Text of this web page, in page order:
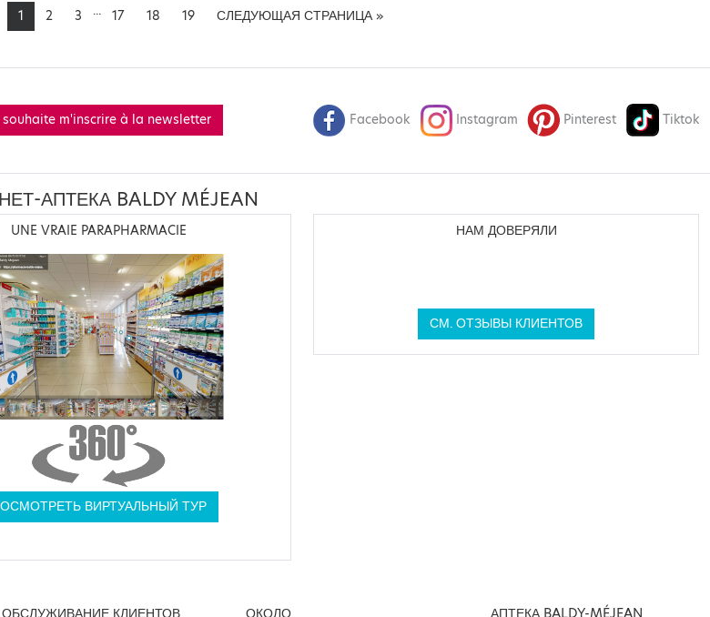
1 2 3 ... 17 18 19 СЛЕДУЮЩАЯ СТРАНИЦА »
souhaite m'inscrire à la newsletter Facebook Instagram Pinterest Tiktok
АПТЕКА BALDY MÉJEAN
UNE VRAIE PARAPHARMACIE
ВИРТУАЛЬНЫЙ ТУР
НАМ ДОВЕРЯЛИ
СМ. ОТЗЫВЫ КЛИЕНТОВ
ОБСЛУЖИВАНИЕ КЛИЕНТОВ ОКОЛО АПТЕКА BALDY-MÉJEAN